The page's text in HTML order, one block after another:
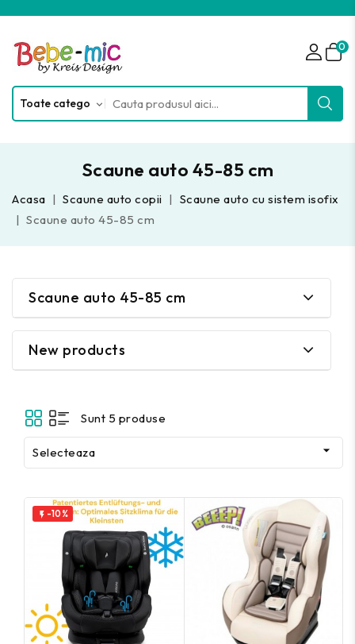
0
Scaune auto 45-85 cm
Acasa Scaune auto copii
Scaune auto cu sistem isofix
Scaune auto 45-85 cm
Scaune auto 45-85 cm
New products
Sunt 5 produse
Selecteaza 
 -10%